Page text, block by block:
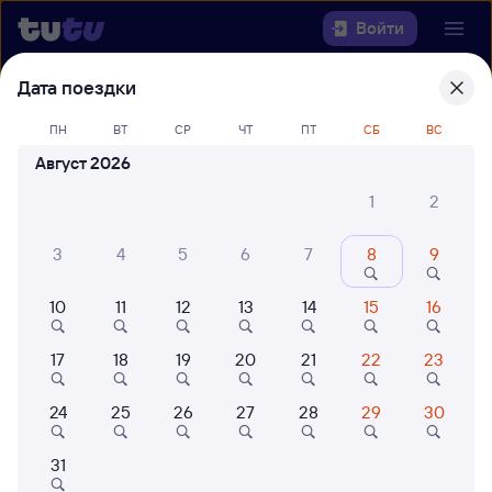
Войти
Выберите день, чтобы найти
билеты Саратов-1 Пасс. —
Оленегорск
Куда
Когда
Кто едет
Найти поезда
Дата поездки
ПН ВТ СР ЧТ ПТ СБ ВС
Август 2026
1
2
3 4 5 6 7 8 9
10 11 12 13 14 15 16
17 18 19 20 21 22 23
24 25 26 27 28 29 30
31